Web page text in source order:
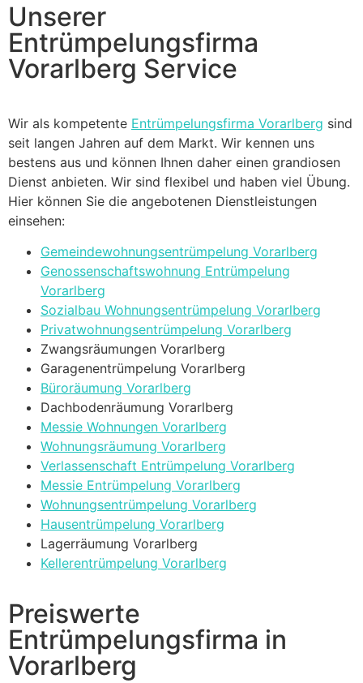
Unserer
Entrümpelungsfirma
Vorarlberg Service
Wir als kompetente Entrümpelungsfirma Vorarlberg sind
seit langen Jahren auf dem Markt. Wir kennen uns
bestens aus und können Ihnen daher einen grandiosen
Dienst anbieten. Wir sind flexibel und haben viel Übung.
Hier können Sie die angebotenen Dienstleistungen
einsehen:
Gemeindewohnungsentrümpelung Vorarlberg
Genossenschaftswohnung Entrümpelung
Vorarlberg
Sozialbau Wohnungsentrümpelung Vorarlberg
Privatwohnungsentrümpelung Vorarlberg
Zwangsräumungen Vorarlberg
Garagenentrümpelung Vorarlberg
Büroräumung Vorarlberg
Dachbodenräumung Vorarlberg
Messie Wohnungen Vorarlberg
Wohnungsräumung Vorarlberg
Verlassenschaft Entrümpelung Vorarlberg
Messie Entrümpelung Vorarlberg
Wohnungsentrümpelung Vorarlberg
Hausentrümpelung Vorarlberg
Lagerräumung Vorarlberg
Kellerentrümpelung Vorarlberg
Preiswerte
Entrümpelungsfirma in
Vorarlberg